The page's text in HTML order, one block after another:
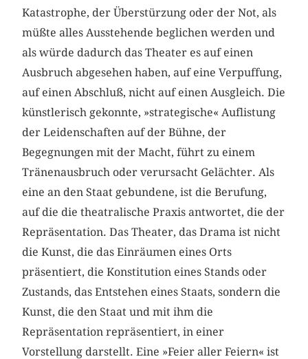
Katastrophe, der Überstürzung oder der Not, als
müßte alles Ausstehende beglichen werden und
als würde dadurch das Theater es auf einen
Ausbruch abgesehen haben, auf eine Verpuffung,
auf einen Abschluß, nicht auf einen Ausgleich. Die
künstlerisch gekonnte, »strategische« Auflistung
der Leidenschaften auf der Bühne, der
Begegnungen mit der Macht, führt zu einem
Tränenausbruch oder verursacht Gelächter. Als
eine an den Staat gebundene, ist die Berufung,
auf die die theatralische Praxis antwortet, die der
Repräsentation. Das Theater, das Drama ist nicht
die Kunst, die das Einräumen eines Orts
präsentiert, die Konstitution eines Stands oder
Zustands, das Entstehen eines Staats, sondern die
Kunst, die den Staat und mit ihm die
Repräsentation repräsentiert, in einer
Vorstellung darstellt. Eine »Feier aller Feiern« ist